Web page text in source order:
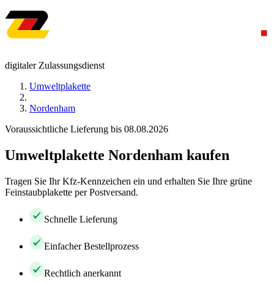
digitaler Zulassungsdienst
Umweltplakette
Nordenham
Voraussichtliche Lieferung bis 08.08.2026
Umweltplakette Nordenham kaufen
Tragen Sie Ihr Kfz-Kennzeichen ein und erhalten Sie Ihre grüne
Feinstaubplakette per Postversand.
Schnelle Lieferung
Einfacher Bestellprozess
Rechtlich anerkannt